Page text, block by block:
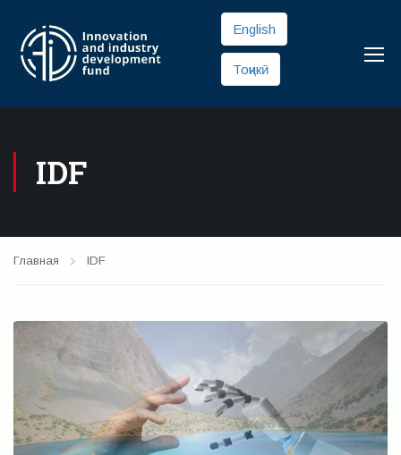
English
Тоҷикӣ
IDF
Главная IDF